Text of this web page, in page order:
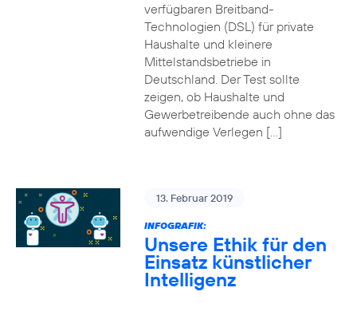
verfügbaren Breitband-
Technologien (DSL) für private
Haushalte und kleinere
Mittelstandsbetriebe in
Deutschland. Der Test sollte
zeigen, ob Haushalte und
Gewerbetreibende auch ohne das
aufwendige Verlegen […]
13. Februar 2019
INFOGRAFIK:
Unsere Ethik für den
Einsatz künstlicher
Intelligenz